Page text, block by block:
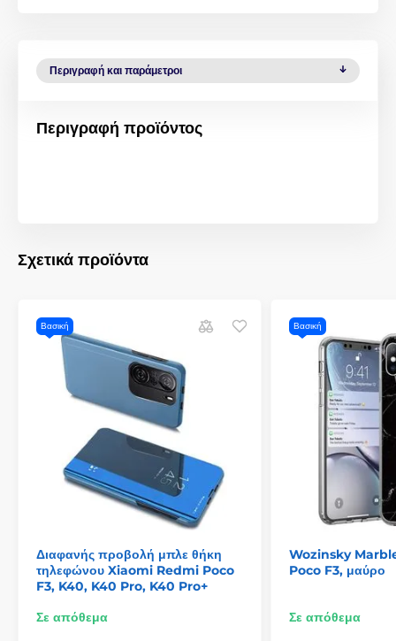
Περιγραφή και παράμετροι
Περιγραφή προϊόντος
Σχετικά προϊόντα
Βασική
Διαφανής προβολή μπλε θήκη
τηλεφώνου Xiaomi Redmi Poco
F3, K40, K40 Pro, K40 Pro+
Σε απόθεμα
Βασική
Wozinsky
Poco F3, μαύρο
Σε απόθεμα